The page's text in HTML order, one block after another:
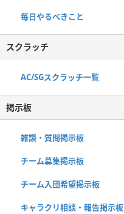
毎日やるべきこと
スクラッチ
AC/SGスクラッチ一覧
掲示板
雑談・質問掲示板
チーム募集掲示板
チーム入団希望掲示板
キャラクリ相談・報告掲示板